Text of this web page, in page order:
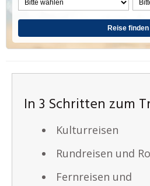
Reise finden
In 3 Schritten zum
Kulturreisen
Rundreisen und
Fernreisen und